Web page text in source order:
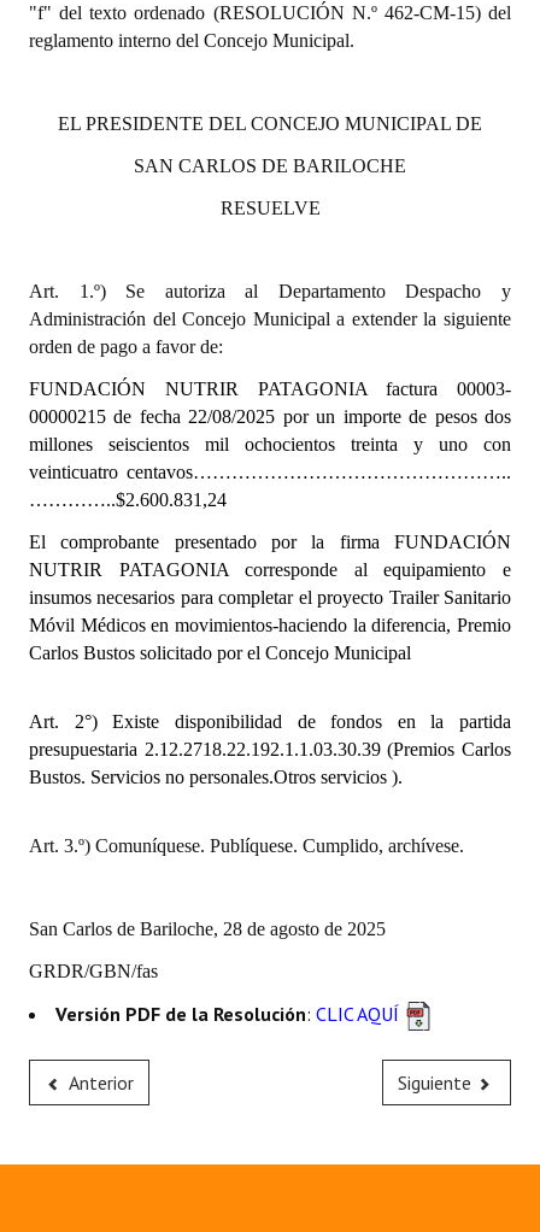
Actas de Audiencias Públicas
Resoluciones de Presidencia
INSTITUCIONAL
Antiguos Pobladores
Noticias Destacadas
Registros y Distinciones
Datos Históricos
Premio al Mérito - Registro
Audiencias Públicas - Registro
Periodistas Decanos - Registro
Banca del Vecino - Registro
Antiguos Pobladores - Registro
Entrega de distinciones
"f" del texto ordenado (RESOLUCIÓN N.º 462-CM-15) del
reglamento interno del Concejo Municipal.
EL PRESIDENTE DEL CONCEJO MUNICIPAL DE
SAN CARLOS DE BARILOCHE
RESUELVE
Art. 1.º) Se autoriza al Departamento Despacho y
Administración del Concejo Municipal a extender la siguiente
orden de pago a favor de:
FUNDACIÓN NUTRIR PATAGONIA
factura 00003-
00000215 de fecha 22/08/2025 por un importe de pesos dos
millones seiscientos mil ochocientos treinta y uno con
veinticuatro centavos…………………………………………..
…………..$2.600.831,24
El comprobante presentado por la firma FUNDACIÓN
NUTRIR PATAGONIA corresponde al equipamiento e
insumos necesarios para completar el proyecto Trailer Sanitario
Móvil Médicos en movimientos-haciendo la diferencia, Premio
Carlos Bustos solicitado por el Concejo Municipal
Art. 2°)Existe disponibilidad de fondos en la partida
presupuestaria 2.12.2718.22.192.1.1.03.30.39(Premios Carlos
Bustos. Servicios no personales.Otros servicios ).
Art. 3.º) Comuníquese. Publíquese. Cumplido, archívese.
San Carlos de Bariloche, 28 de agosto de 2025
GRDR/GBN/fas
Versión PDF de la Resolución: CLIC AQUÍ
Anterior Siguiente